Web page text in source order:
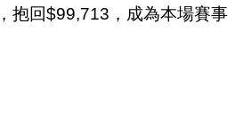
抱回$99,713，成為本場賽事